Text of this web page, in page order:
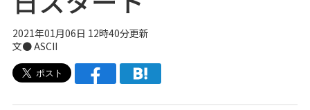
2021年01月06日 12時40分更新
文● ASCII